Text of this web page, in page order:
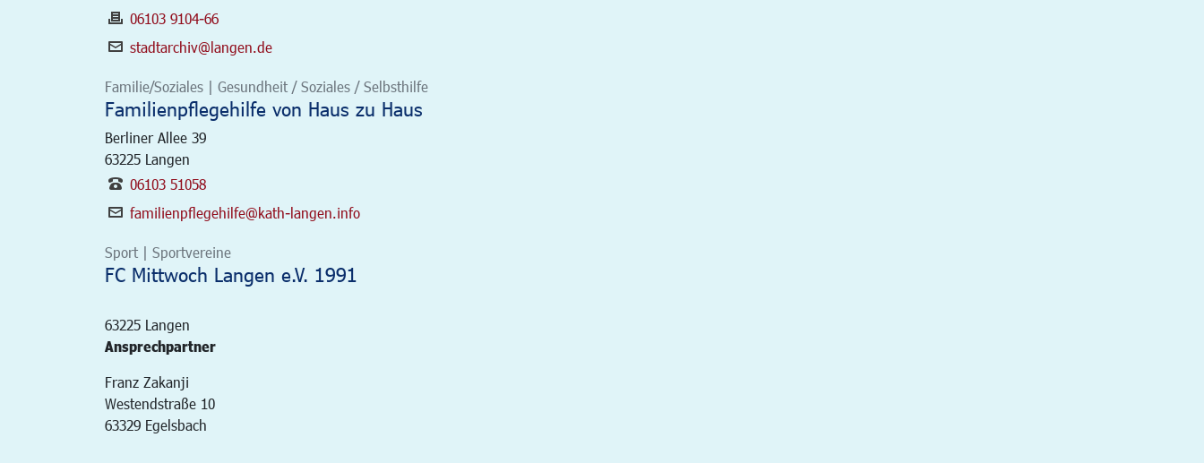
06103 9104-66
stadtarchiv@langen.de
Familie/Soziales | Gesundheit / Soziales / Selbsthilfe
Familienpflegehilfe von Haus zu Haus
Berliner Allee 39
63225 Langen
06103 51058
familienpflegehilfe@kath-langen.info
Sport | Sportvereine
FC Mittwoch Langen e.V. 1991
63225 Langen
Ansprechpartner
Franz Zakanji
Westendstraße 10
63329 Egelsbach